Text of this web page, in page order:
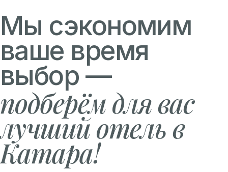
Мы сэкономим
ваше время
выбор —
подберём для вас
лучший отель в
Катара!